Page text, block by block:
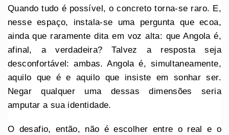
Quando tudo é possível, o concreto torna-se raro. E,
nesse espaço, instala-se uma pergunta que ecoa,
ainda que raramente dita em voz alta: que Angola é,
afinal, a verdadeira? Talvez a resposta seja
desconfortável: ambas. Angola é, simultaneamente,
aquilo que é e aquilo que insiste em sonhar ser.
Negar qualquer uma dessas dimensões seria
amputar a sua identidade.
O desafio, então, não é escolher entre o real e o